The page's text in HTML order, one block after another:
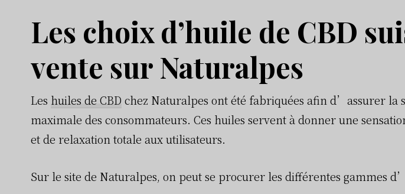
Les choix d’huile de CBD
vente sur Naturalpes
Les huiles de CBD chez Naturalpes ont été fabriquées afin d’assurer la
maximale des consommateurs. Ces huiles servent à donner une
et de relaxation totale aux utilisateurs.
Sur le site de Naturalpes, on peut se procurer les différentes gammes